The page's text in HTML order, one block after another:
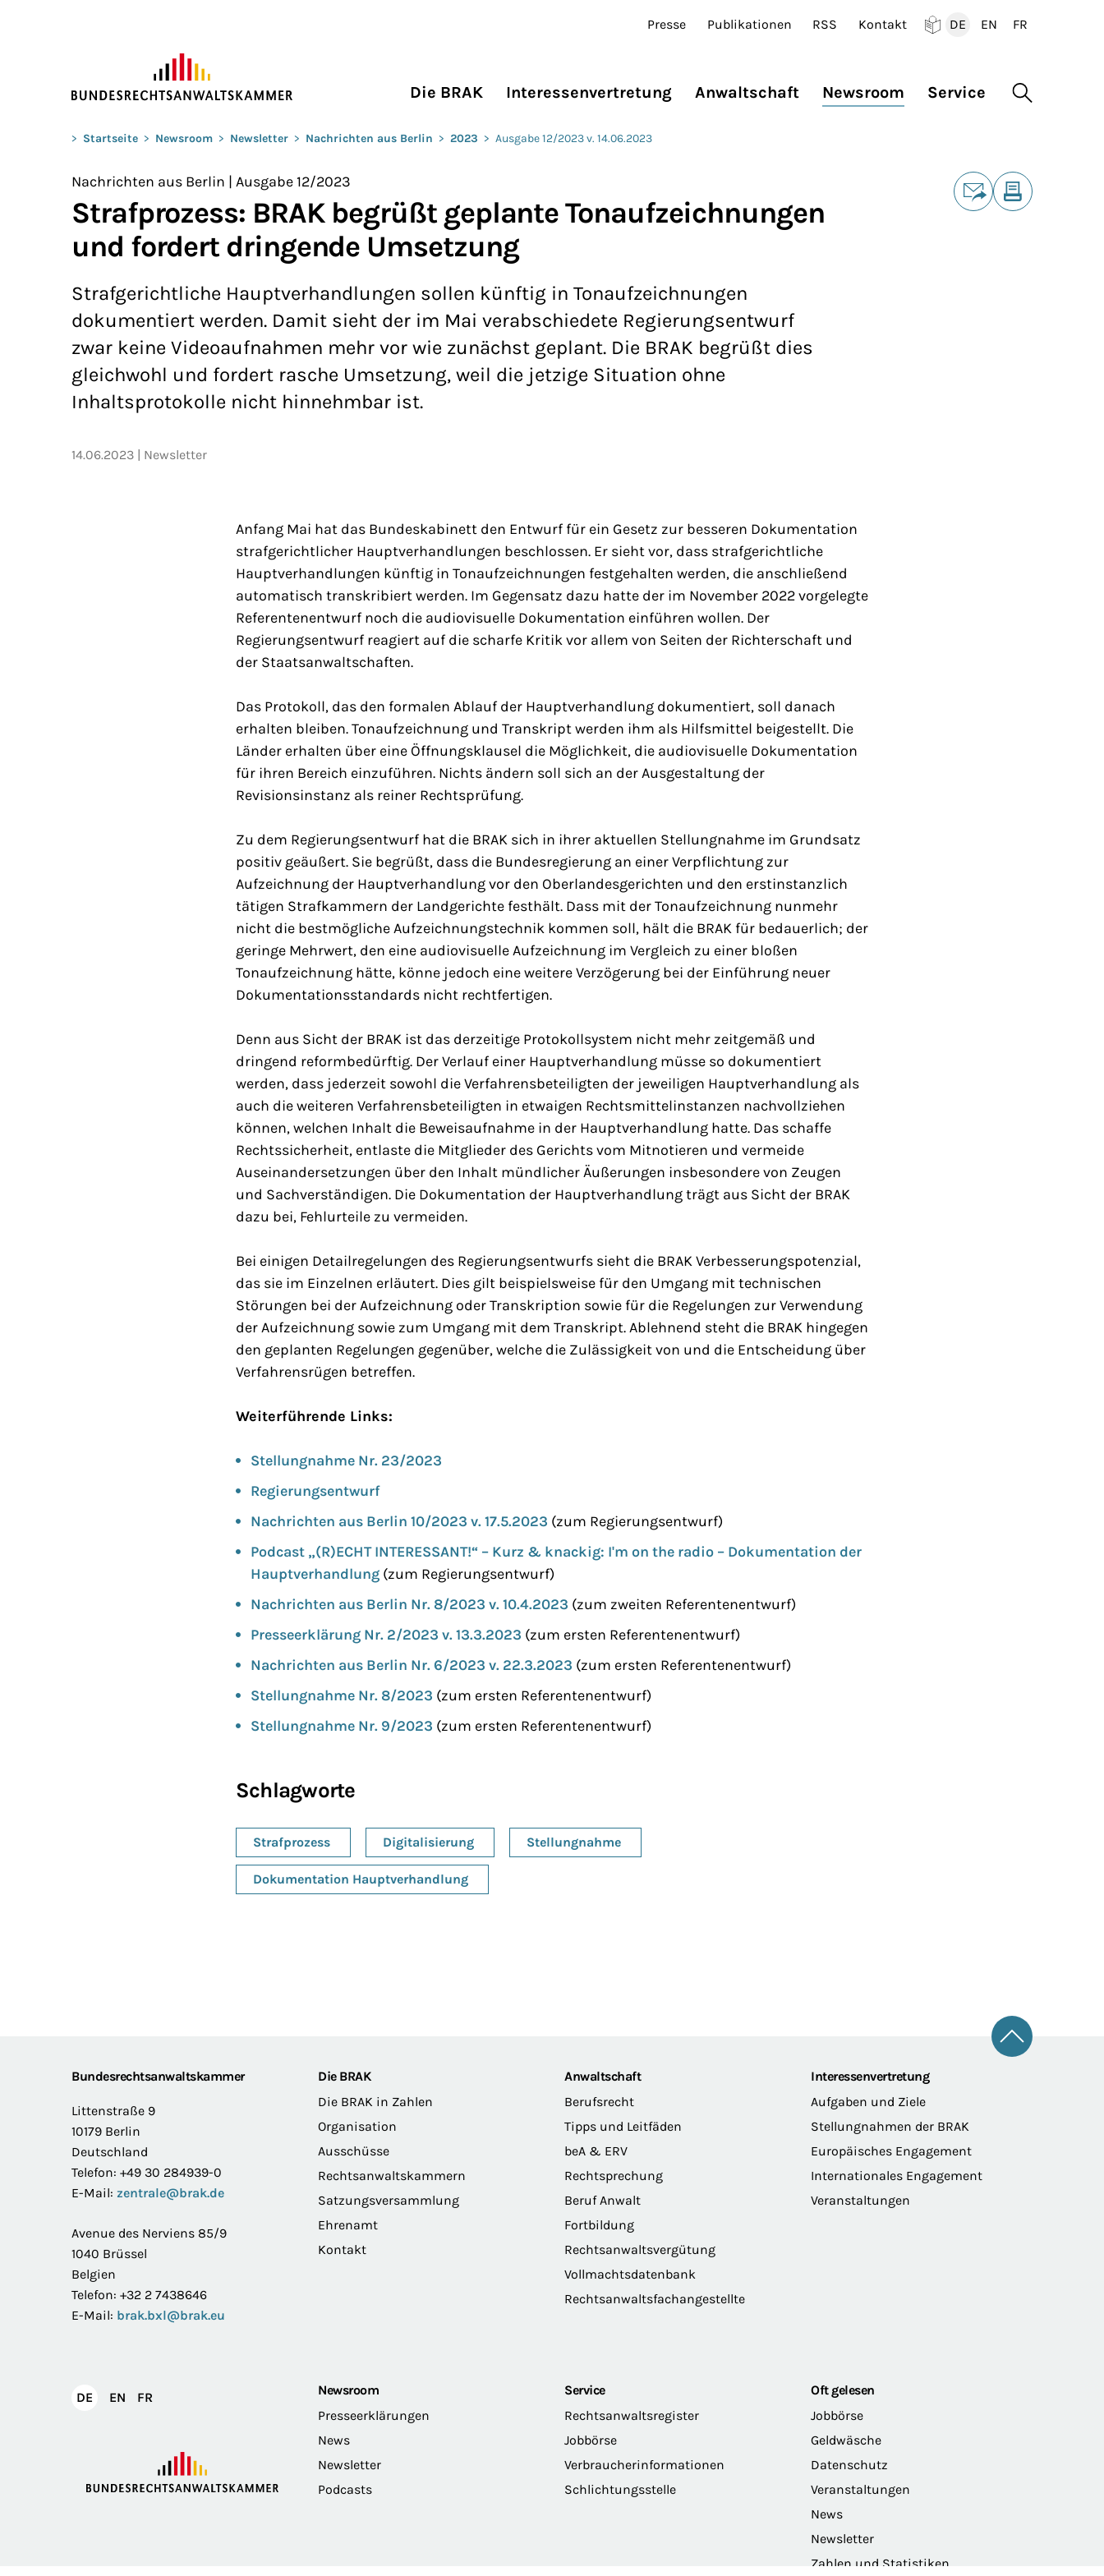
Presse Publikationen RSS Kontakt
DE
EN
FR
Die BRAK Interessenvertretung Anwaltschaft Newsroom Service Suche
Sie befinden sich hier:
> Startseite > Newsroom > Newsletter > Nachrichten aus Berlin > 2023 > Ausgabe 12/2023 v. 14.06.2023
Nachrichten aus Berlin | Ausgabe 12/2023
Strafprozess: BRAK begrüßt geplante Tonaufzeichnungen
und fordert dringende Umsetzung
Strafgerichtliche Hauptverhandlungen sollen künftig in Tonaufzeichnungen
dokumentiert werden. Damit sieht der im Mai verabschiedete Regierungsentwurf
zwar keine Videoaufnahmen mehr vor wie zunächst geplant. Die BRAK begrüßt dies
gleichwohl und fordert rasche Umsetzung, weil die jetzige Situation ohne
Inhaltsprotokolle nicht hinnehmbar ist.
14.06.2023 Newsletter
Anfang Mai hat das Bundeskabinett den Entwurf für ein Gesetz zur besseren Dokumentation
strafgerichtlicher Hauptverhandlungen beschlossen. Er sieht vor, dass strafgerichtliche
Hauptverhandlungen künftig in Tonaufzeichnungen festgehalten werden, die anschließend
automatisch transkribiert werden. Im Gegensatz dazu hatte der im November 2022 vorgelegte
Referentenentwurf noch die audiovisuelle Dokumentation einführen wollen. Der
Regierungsentwurf reagiert auf die scharfe Kritik vor allem von Seiten der Richterschaft und
der Staatsanwaltschaften.
Das Protokoll, das den formalen Ablauf der Hauptverhandlung dokumentiert, soll danach
erhalten bleiben. Tonaufzeichnung und Transkript werden ihm als Hilfsmittel beigestellt. Die
Länder erhalten über eine Öffnungsklausel die Möglichkeit, die audiovisuelle Dokumentation
für ihren Bereich einzuführen. Nichts ändern soll sich an der Ausgestaltung der
Revisionsinstanz als reiner Rechtsprüfung.
Zu dem Regierungsentwurf hat die BRAK sich in ihrer aktuellen Stellungnahme im Grundsatz
positiv geäußert. Sie begrüßt, dass die Bundesregierung an einer Verpflichtung zur
Aufzeichnung der Hauptverhandlung vor den Oberlandesgerichten und den erstinstanzlich
tätigen Strafkammern der Landgerichte festhält. Dass mit der Tonaufzeichnung nunmehr
nicht die bestmögliche Aufzeichnungstechnik kommen soll, hält die BRAK für bedauerlich; der
geringe Mehrwert, den eine audiovisuelle Aufzeichnung im Vergleich zu einer bloßen
Tonaufzeichnung hätte, könne jedoch eine weitere Verzögerung bei der Einführung neuer
Dokumentationsstandards nicht rechtfertigen.
Denn aus Sicht der BRAK ist das derzeitige Protokollsystem nicht mehr zeitgemäß und
dringend reformbedürftig. Der Verlauf einer Hauptverhandlung müsse so dokumentiert
werden, dass jederzeit sowohl die Verfahrensbeteiligten der jeweiligen Hauptverhandlung als
auch die weiteren Verfahrensbeteiligten in etwaigen Rechtsmittelinstanzen nachvollziehen
können, welchen Inhalt die Beweisaufnahme in der Hauptverhandlung hatte. Das schaffe
Rechtssicherheit, entlaste die Mitglieder des Gerichts vom Mitnotieren und vermeide
Auseinandersetzungen über den Inhalt mündlicher Äußerungen insbesondere von Zeugen
und Sachverständigen. Die Dokumentation der Hauptverhandlung trägt aus Sicht der BRAK
dazu bei, Fehlurteile zu vermeiden.
Bei einigen Detailregelungen des Regierungsentwurfs sieht die BRAK Verbesserungspotenzial,
das sie im Einzelnen erläutert. Dies gilt beispielsweise für den Umgang mit technischen
Störungen bei der Aufzeichnung oder Transkription sowie für die Regelungen zur Verwendung
der Aufzeichnung sowie zum Umgang mit dem Transkript. Ablehnend steht die BRAK hingegen
den geplanten Regelungen gegenüber, welche die Zulässigkeit von und die Entscheidung über
Verfahrensrügen betreffen.
Weiterführende Links:
Stellungnahme Nr. 23/2023
Regierungsentwurf
Nachrichten aus Berlin 10/2023 v. 17.5.2023 (zum Regierungsentwurf)
Podcast „(R)ECHT INTERESSANT!“ – Kurz & knackig: I'm on the radio – Dokumentation der
Hauptverhandlung (zum Regierungsentwurf)
Nachrichten aus Berlin Nr. 8/2023 v. 10.4.2023 (zum zweiten Referentenentwurf)
Presseerklärung Nr. 2/2023 v. 13.3.2023 (zum ersten Referentenentwurf)
Nachrichten aus Berlin Nr. 6/2023 v. 22.3.2023 (zum ersten Referentenentwurf)
Stellungnahme Nr. 8/2023 (zum ersten Referentenentwurf)
Stellungnahme Nr. 9/2023 (zum ersten Referentenentwurf)
Schlagworte
Strafprozess Digitalisierung Stellungnahme
Dokumentation Hauptverhandlung
Footer
Zum
Bundesrechtsanwaltskammer
Littenstraße 9
10179 Berlin
Deutschland
Telefon: +49 30 284939-0
E-Mail: zentrale@brak.de
Avenue des Nerviens 85/9
1040 Brüssel
Belgien
Telefon: +32 2 7438646
E-Mail: brak.bxl@brak.eu
Die BRAK
Die BRAK in Zahlen
Organisation
Ausschüsse
Rechtsanwaltskammern
Satzungsversammlung
Ehrenamt
Kontakt
Anwaltschaft
Berufsrecht
Tipps und Leitfäden
beA & ERV
Rechtsprechung
Beruf Anwalt
Fortbildung
Rechtsanwaltsvergütung
Vollmachtsdatenbank
Rechtsanwaltsfachangestellte
Interessenvertretung
Aufgaben und Ziele
Stellungnahmen der BRAK
Europäisches Engagement
Internationales Engagement
Veranstaltungen
DEDeutsch
EN English
FR
Newsroom
Presseerklärungen
News
Newsletter
Podcasts
Service
Rechtsanwaltsregister
Jobbörse
Verbraucherinformationen
Schlichtungsstelle
Oft gelesen
Jobbörse
Geldwäsche
Datenschutz
Veranstaltungen
News
Newsletter
Zahlen und Statistiken